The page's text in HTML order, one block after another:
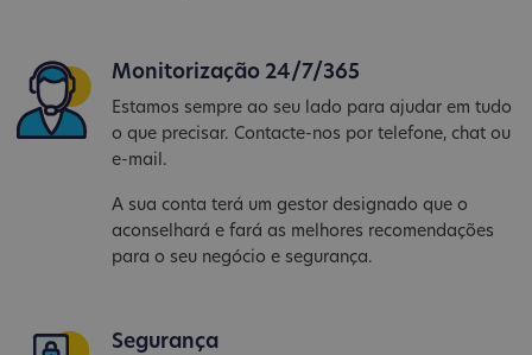
Monitorização 24/7/365
Estamos sempre ao seu lado para ajudar em tudo
o que precisar. Contacte-nos por telefone, chat ou
e-mail.
A sua conta terá um gestor designado que o
aconselhará e fará as melhores recomendações
para o seu negócio e segurança.
Segurança